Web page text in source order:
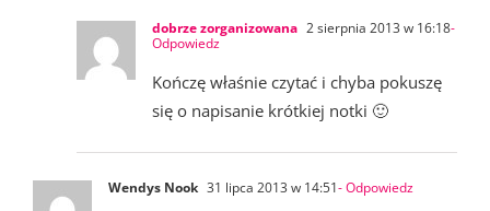
dobrze zorganizowana 2 sierpnia 2013 w 16:18-
Odpowiedz
Kończę właśnie czytać i chyba pokuszę
się o napisanie krótkiej notki 🙂
Wendys Nook 31 lipca 2013 w 14:51- Odpowiedz